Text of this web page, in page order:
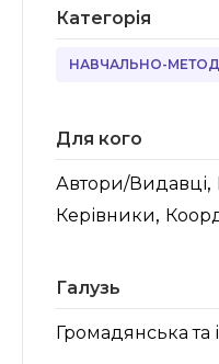
Категорія
НАВЧАЛЬНО-
Для кого
Автори/Видавці,
Керівники,
Галузь
Громадянська та